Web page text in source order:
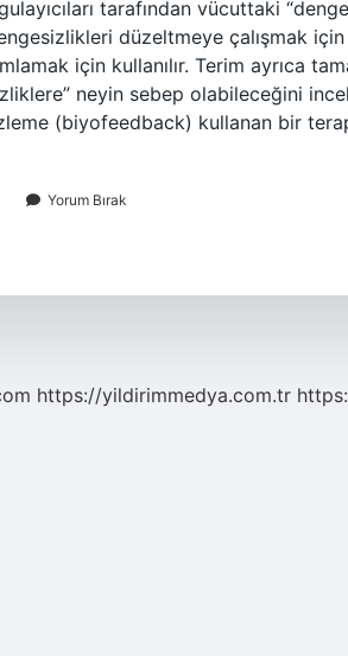
tarafından vücuttaki
düzeltmeye çalışmak
için kullanılır. Terim ayrıca
neyin sebep olabileceğini
(biyofeedback) kullanan bir
Yorum Bırak
https://yildirimmedya.com.tr